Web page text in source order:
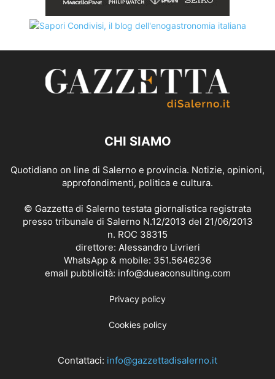
CHI SIAMO
Quotidiano on line di Salerno e provincia. Notizie, opinioni,
approfondimenti, politica e cultura.
© Gazzetta di Salerno testata giornalistica registrata
presso tribunale di Salerno N.12/2013 del 21/06/2013
n. ROC 38315
direttore: Alessandro Livrieri
WhatsApp & mobile: 351.5646236
email pubblicità: info@dueaconsulting.com
Privacy policy
Cookies policy
Contattaci: info@gazzettadisalerno.it